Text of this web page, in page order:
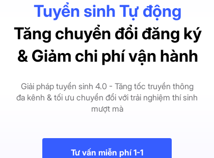
Tuyển sinh Tự động
Tăng chuyển đổi đăng ký
& Giảm chi phí vận hành
Giải pháp tuyển sinh 4.0 - Tăng tốc truyền thông
đa kênh & tối ưu chuyển đổi với trải nghiệm thí sinh
mượt mà
Tư vấn miễn phí 1-1